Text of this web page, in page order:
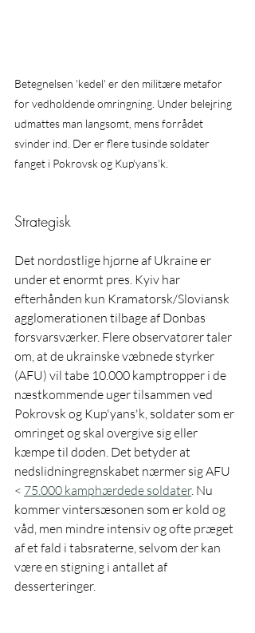
Betegnelsen 'kedel' er den militære metafor
for vedholdende omringning. Under belejring
udmattes man langsomt, mens forrådet
svinder ind. Der er flere tusinde soldater
fanget i Pokrovsk og Kup'yans'k.
Strategisk
Det nordøstlige hjørne af Ukraine er
under et enormt pres. Kyiv har
efterhånden kun Kramatorsk/Sloviansk
agglomerationen tilbage af Donbas
forsvarsværker. Flere observatører taler
om, at de ukrainske væbnede styrker
(AFU) vil tabe 10.000 kamptropper i de
næstkommende uger tilsammen ved
Pokrovsk og Kup'yans'k, soldater som er
omringet og skal overgive sig eller
kæmpe til døden. Det betyder at
nedslidningregnskabet nærmer sig AFU
< 75.000 kamphærdede soldater. Nu
kommer vintersæsonen som er kold og
våd, men mindre intensiv og ofte præget
af et fald i tabsraterne, selvom der kan
være en stigning i antallet af
desserteringer.